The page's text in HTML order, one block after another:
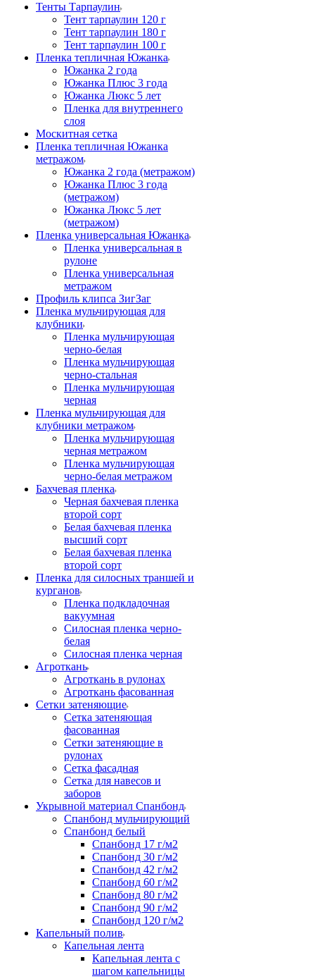
Тенты Тарпаулин
Тент тарпаулин 120 г
Тент тарпаулин 180 г
Тент тарпаулин 100 г
Пленка тепличная Южанка
Южанка 2 года
Южанка Плюс 3 года
Южанка Люкс 5 лет
Пленка для внутреннего
слоя
Москитная сетка
Пленка тепличная Южанка
метражом
Южанка 2 года (метражом)
Южанка Плюс 3 года
(метражом)
Южанка Люкс 5 лет
(метражом)
Пленка универсальная Южанка
Пленка универсальная в
рулоне
Пленка универсальная
метражом
Профиль клипса ЗигЗаг
Пленка мульчирующая для
клубники
Пленка мульчирующая
черно-белая
Пленка мульчирующая
черно-стальная
Пленка мульчирующая
черная
Пленка мульчирующая для
клубники метражом
Пленка мульчирующая
черная метражом
Пленка мульчирующая
черно-белая метражом
Бахчевая пленка
Черная бахчевая пленка
второй сорт
Белая бахчевая пленка
высший сорт
Белая бахчевая пленка
второй сорт
Пленка для силосных траншей и
курганов
Пленка подкладочная
вакуумная
Силосная пленка черно-
белая
Силосная пленка черная
Агроткань
Агроткань в рулонах
Агроткань фасованная
Сетки затеняющие
Сетка затеняющая
фасованная
Сетки затеняющие в
рулонах
Сетка фасадная
Сетка для навесов и
заборов
Укрывной материал Спанбонд
Спанбонд мульчирующий
Спанбонд белый
Спанбонд 17 г/м2
Спанбонд 30 г/м2
Спанбонд 42 г/м2
Спанбонд 60 г/м2
Спанбонд 80 г/м2
Спанбонд 90 г/м2
Спанбонд 120 г/м2
Капельный полив
Капельная лента
Капельная лента с
шагом капельницы